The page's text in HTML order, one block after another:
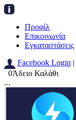
Προφίλ
Επικοινωνία
Εγκαταστάσεις
Facebook Login |
0Άδειο Καλάθι
...